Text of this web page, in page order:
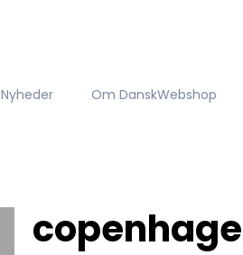
Nyheder Om DanskWebshop